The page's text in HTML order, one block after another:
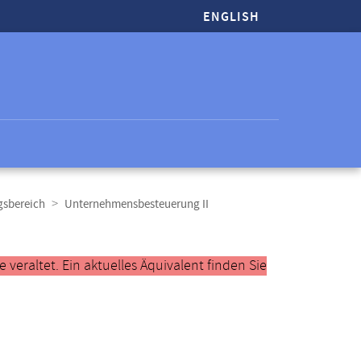
ENGLISH
Unternehmensbesteuerung II
veraltet. Ein aktuelles Äquivalent finden Sie